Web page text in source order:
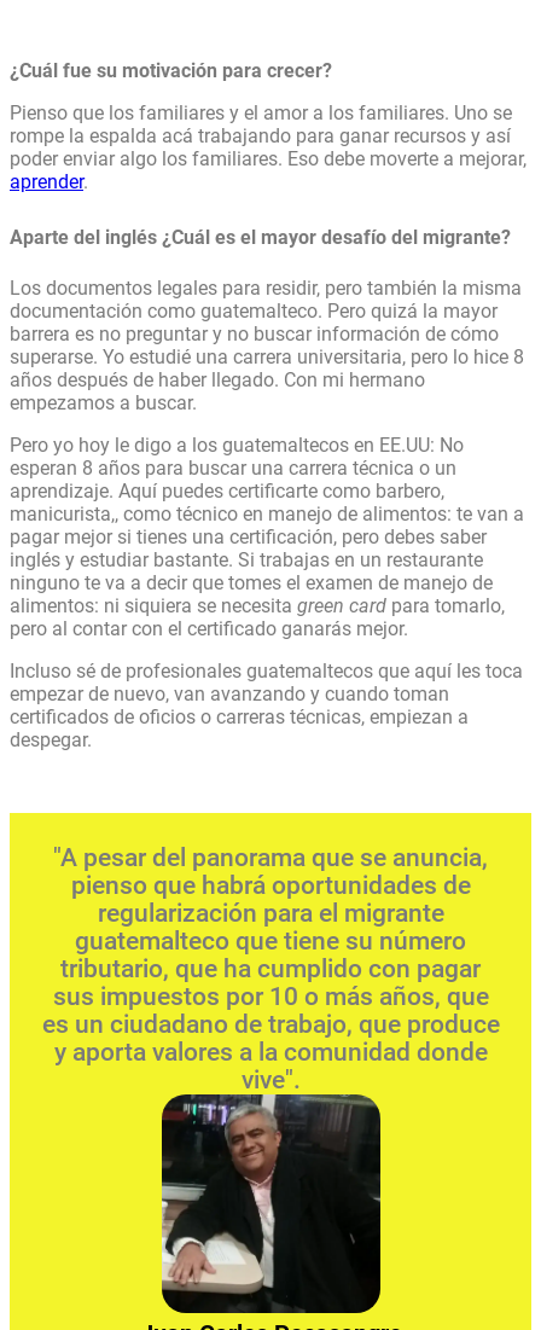
¿Cuál fue su motivación para crecer?
Pienso que los familiares y el amor a los familiares. Uno se
rompe la espalda acá trabajando para ganar recursos y así
poder enviar algo los familiares. Eso debe moverte a mejorar,
aprender.
Aparte del inglés ¿Cuál es el mayor desafío del migrante?
Los documentos legales para residir, pero también la misma
documentación como guatemalteco. Pero quizá la mayor
barrera es no preguntar y no buscar información de cómo
superarse. Yo estudié una carrera universitaria, pero lo hice 8
años después de haber llegado. Con mi hermano
empezamos a buscar.
Pero yo hoy le digo a los guatemaltecos en EE.UU: No
esperan 8 años para buscar una carrera técnica o un
aprendizaje. Aquí puedes certificarte como barbero,
manicurista,, como técnico en manejo de alimentos: te van a
pagar mejor si tienes una certificación, pero debes saber
inglés y estudiar bastante. Si trabajas en un restaurante
ninguno te va a decir que tomes el examen de manejo de
alimentos: ni siquiera se necesita green card para tomarlo,
pero al contar con el certificado ganarás mejor.
Incluso sé de profesionales guatemaltecos que aquí les toca
empezar de nuevo, van avanzando y cuando toman
certificados de oficios o carreras técnicas, empiezan a
despegar.
"A pesar del panorama que se anuncia,
pienso que habrá oportunidades de
regularización para el migrante
guatemalteco que tiene su número
tributario, que ha cumplido con pagar
sus impuestos por 10 o más años, que
es un ciudadano de trabajo, que produce
y aporta valores a la comunidad donde
vive".